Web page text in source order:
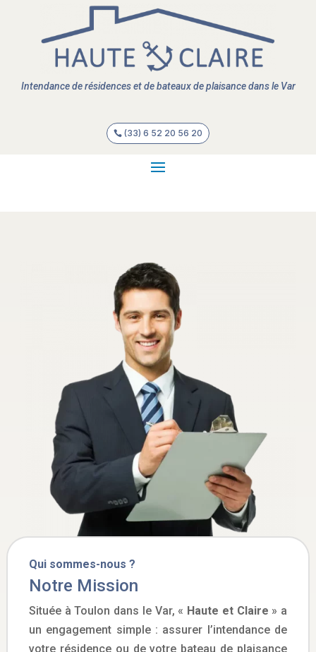
Intendance de résidences et de bateaux de plaisance dans le Var
(33) 6 52 20 56 20
Qui sommes-nous ?
Notre Mission
Située à Toulon dans le Var, « Haute et Claire » a
un engagement simple : assurer l’intendance de
votre résidence ou de votre bateau de plaisance